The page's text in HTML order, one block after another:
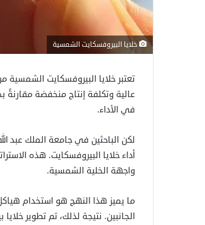
خلايا البيروفسكايت الشمسية
تعتبر خلايا البيروفسكايت
عالية وتكلفة إنتاج منخفضة
في الأداء.
لكن الباحثين في جامعة الملك عبد
أداء خلايا البيروفسكايت. هذه
واجهة الخلية الشمسية.
ما يميز هذا النهج هو استخدام